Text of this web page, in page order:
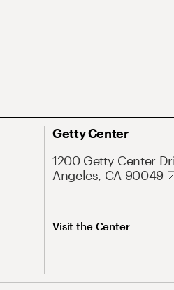
Getty Center
1200 Getty Center
Angeles, CA 90049
Visit the Center